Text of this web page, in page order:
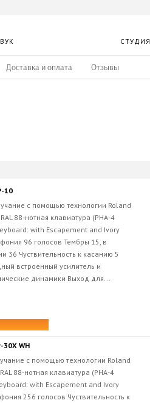
СТУДИЯ
Доставка и оплата Отзывы
10
с помощью технологии Roland
88-нотная клавиатура (PHA-4
with Escapement and Ivory
96 голосов Тембры 15, в
36 Чуствительность к касанию 5
встроенный усилитель и
динамики Выход для...
30X WH
с помощью технологии Roland
88-нотная клавиатура (PHA-4
with Escapement and Ivory
256 голосов Чуствительность к